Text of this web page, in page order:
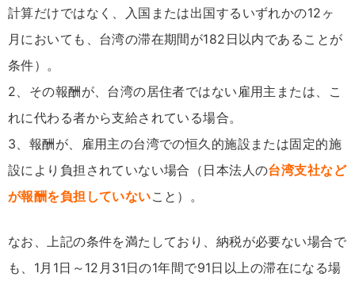
計算だけではなく、入国または出国するいずれかの12ヶ
月においても、台湾の滞在期間が182日以内であることが
条件）。
2、その報酬が、台湾の居住者ではない雇用主または、こ
れに代わる者から支給されている場合。
3、報酬が、雇用主の台湾での恒久的施設または固定的施
設により負担されていない場合（日本法人の台湾支社など
が報酬を負担していないこと）。
なお、上記の条件を満たしており、納税が必要ない場合で
も、1月1日～12月31日の1年間で91日以上の滞在になる場